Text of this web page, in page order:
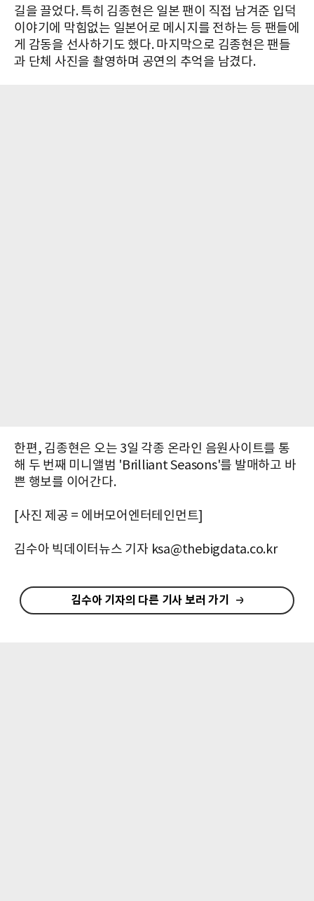
길을 끌었다. 특히 김종현은 일본 팬이 직접 남겨준 입덕
이야기에 막힘없는 일본어로 메시지를 전하는 등 팬들에
게 감동을 선사하기도 했다. 마지막으로 김종현은 팬들
과 단체 사진을 촬영하며 공연의 추억을 남겼다.
한편, 김종현은 오는 3일 각종 온라인 음원사이트를 통
해 두 번째 미니앨범 'Brilliant Seasons'를 발매하고 바
쁜 행보를 이어간다.
[사진 제공 = 에버모어엔터테인먼트]
김수아 빅데이터뉴스 기자 ksa@thebigdata.co.kr
김수아 기자의 다른 기사 보러 가기